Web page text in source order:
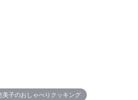
美子のおしゃべりクッキング